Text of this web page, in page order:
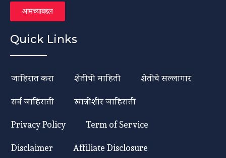
आमच्याबद्दल
Quick Links
जाहिरात करा शेतीची माहिती
शेतीचे सल्लागार
सर्व जाहिराती
खात्रीशीर जाहिराती
Privacy Policy
Term of Service
Disclaimer
Affiliate Disclosure